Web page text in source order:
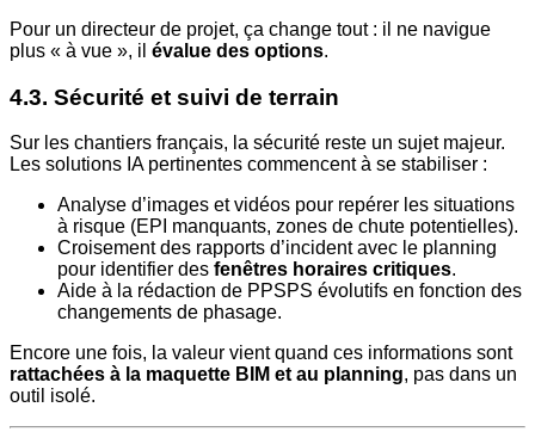
Pour un directeur de projet, ça change tout : il ne navigue
plus « à vue », il évalue des options.
4.3. Sécurité et suivi de terrain
Sur les chantiers français, la sécurité reste un sujet majeur.
Les solutions IA pertinentes commencent à se stabiliser :
Analyse d’images et vidéos pour repérer les situations
à risque (EPI manquants, zones de chute potentielles).
Croisement des rapports d’incident avec le planning
pour identifier des fenêtres horaires critiques.
Aide à la rédaction de PPSPS évolutifs en fonction des
changements de phasage.
Encore une fois, la valeur vient quand ces informations sont
rattachées à la maquette BIM et au planning, pas dans un
outil isolé.